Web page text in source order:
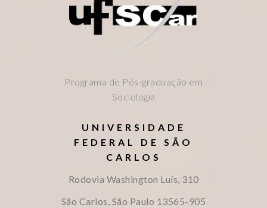
Programa de Pós-graduação em
Sociologia
UNIVERSIDADE
FEDERAL DE SÃO
CARLOS
Rodovia Washington Luís, 310
São Carlos, São Paulo 13565-905